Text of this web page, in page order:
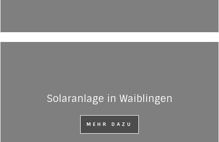
Solaranlage in Waiblingen
MEHR DAZU